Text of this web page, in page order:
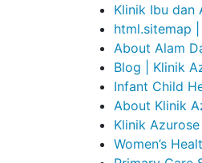
Klinik Ibu dan
html.sitemap
About Alam
Blog | Klinik
Infant Child
About Klinik
Klinik
Women’s